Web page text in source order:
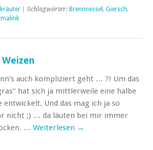
| Schlagwörter: Brennnessel , Giersch,
auch kompliziert geht … ?! Um das
hat sich ja mittlerweile eine halbe
entwickelt. Und das mag ich ja so
nicht ;) … da läuten bei mir immer
… Weiterlesen →